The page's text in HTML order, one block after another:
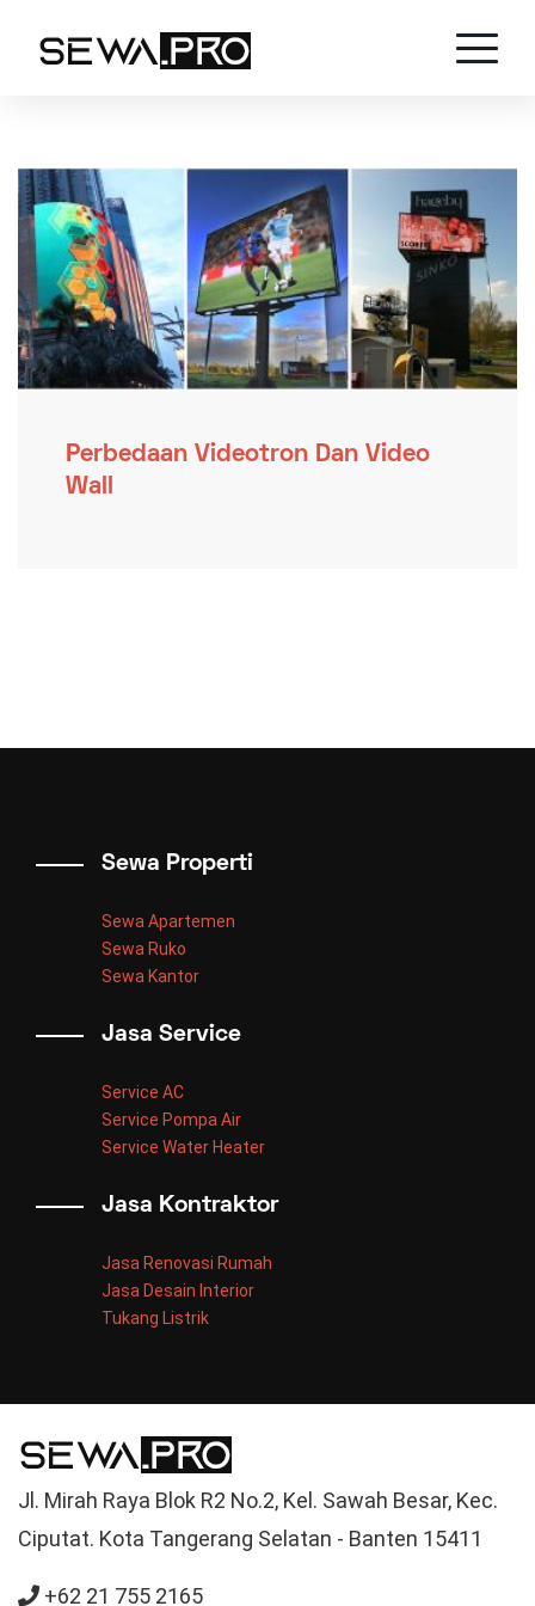
Perbedaan Videotron Dan Video
Wall
Sewa Properti
Sewa Apartemen
Sewa Ruko
Sewa Kantor
Jasa Service
Service AC
Service Pompa Air
Service Water Heater
Jasa Kontraktor
Jasa Renovasi Rumah
Jasa Desain Interior
Tukang Listrik
Jl. Mirah Raya Blok R2 No.2, Kel. Sawah Besar, Kec.
Ciputat. Kota Tangerang Selatan - Banten 15411
+62 21 755 2165